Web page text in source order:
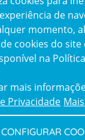
Inicie sessão com
ao Cliente | Política de
de
momento,
cookies do site
na
mais
Privacidade
CONFIGURAR